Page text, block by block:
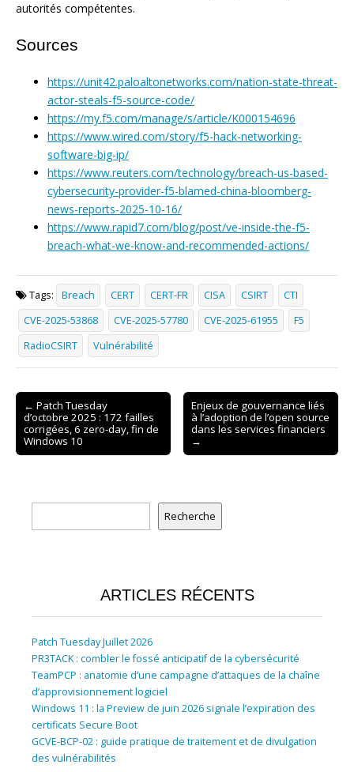
autorités compétentes.
Sources
https://unit42.paloaltonetworks.com/nation-state-threat-
actor-steals-f5-source-code/
https://my.f5.com/manage/s/article/K000154696
https://www.wired.com/story/f5-hack-networking-
software-big-ip/
https://www.reuters.com/technology/breach-us-based-
cybersecurity-provider-f5-blamed-china-bloomberg-
news-reports-2025-10-16/
https://www.rapid7.com/blog/post/ve-inside-the-f5-
breach-what-we-know-and-recommended-actions/
Tags: Breach CERT CERT-FR CISA CSIRT
CTI
CVE-2025-53868
CVE-2025-57780 CVE-2025-61955
F5
RadioCSIRT
Vulnérabilité
Post
navigation
← Patch Tuesday
d’octobre 2025 : 172 failles
corrigées, 6 zero-day, fin de
Windows 10
Enjeux de gouvernance liés
à l’adoption de l’open source
dans les services financiers
→
Recherche
ARTICLES RÉCENTS
Patch Tuesday Juillet 2026
PR3TACK : combler le fossé anticipatif de la cybersécurité
TeamPCP : anatomie d’une campagne d’attaques de la chaîne
d’approvisionnement logiciel
Windows 11 : la Preview de juin 2026 signale l’expiration des
certificats Secure Boot
GCVE-BCP-02 : guide pratique de traitement et de divulgation
des vulnérabilités